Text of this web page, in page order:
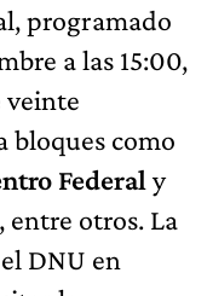
programado
a las 15:00,
veinte
bloques como
Federal y
, entre otros. La
DNU en